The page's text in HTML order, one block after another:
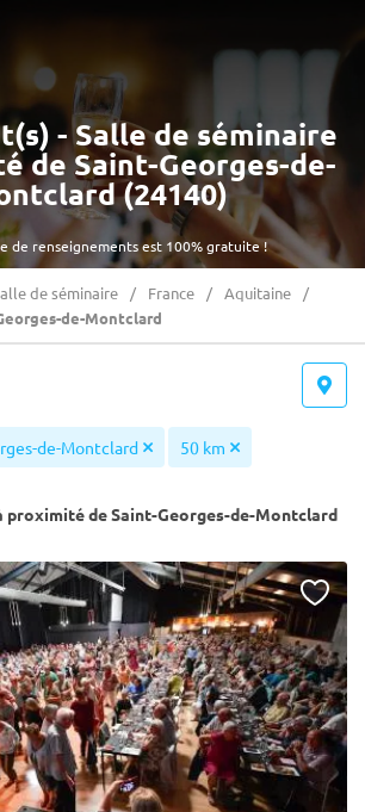
de renseignements est 100% gratuite !
- Salle de séminaire
de Saint-Georges-de-
(24140)
de séminaire France
Aquitaine
de-Montclard
de-Montclard 50 km
proximité de Saint-Georges-de-Montclard